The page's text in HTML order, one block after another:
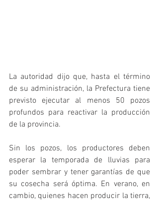
La autoridad dijo que, hasta el término
de su administración, la Prefectura tiene
previsto ejecutar al menos 50 pozos
profundos para reactivar la producción
de la provincia.
Sin los pozos, los productores deben
esperar la temporada de lluvias para
poder sembrar y tener garantías de que
su cosecha será óptima. En verano, en
cambio, quienes hacen producir la tierra,